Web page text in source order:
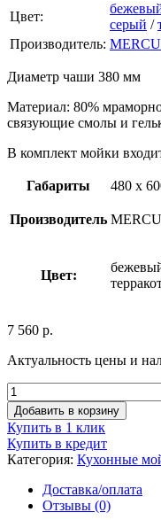
Цвет:
серый /
Производитель:
Диаметр чаши 380 мм
Материал: 80%
связующие смолы и
В комплект мойки
Габариты 480 x
Производитель
Цвет:
7 560 р.
Актуальность цены и
Добавить в корзину
Купить в 1 клик
Купить в кредит
Категория: Кухонные
Доставка/оплата
Отзывы (0)